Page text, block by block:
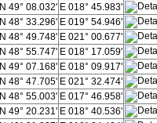
N 49° 08.032' E 018° 45.983'
N 48° 33.296' E 019° 54.946'
N 48° 49.748' E 021° 00.677'
N 48° 55.747' E 018° 17.059'
N 49° 07.168' E 018° 09.917'
N 48° 47.705' E 021° 32.474'
N 48° 55.003' E 017° 46.958'
N 49° 20.231' E 018° 40.536'